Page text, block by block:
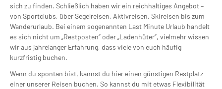
sich zu finden. Schließlich haben wir ein reichhaltiges Angebot –
von Sportclubs, über Segelreisen, Aktivreisen, Skireisen bis zum
Wanderurlaub. Bei einem sogenannten Last Minute Urlaub handelt
es sich nicht um „Restposten“ oder „Ladenhüter“, vielmehr wissen
wir aus jahrelanger Erfahrung, dass viele von euch häufig
kurzfristig buchen.
Wenn du spontan bist, kannst du hier einen günstigen Restplatz
einer unserer Reisen buchen. So kannst du mit etwas Flexibilität